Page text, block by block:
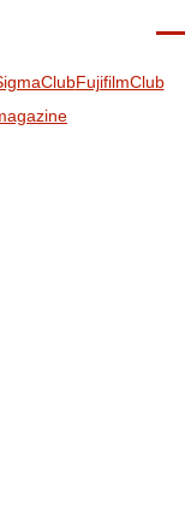
FujifilmClub